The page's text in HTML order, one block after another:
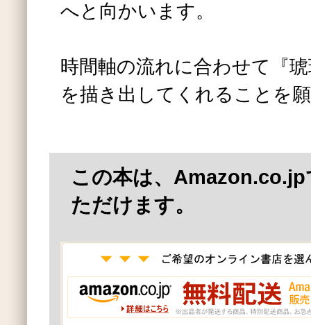
へと向かいます。
時間軸の流れに合わせて『
を描き出してくれることを
この本は、
ただけます。